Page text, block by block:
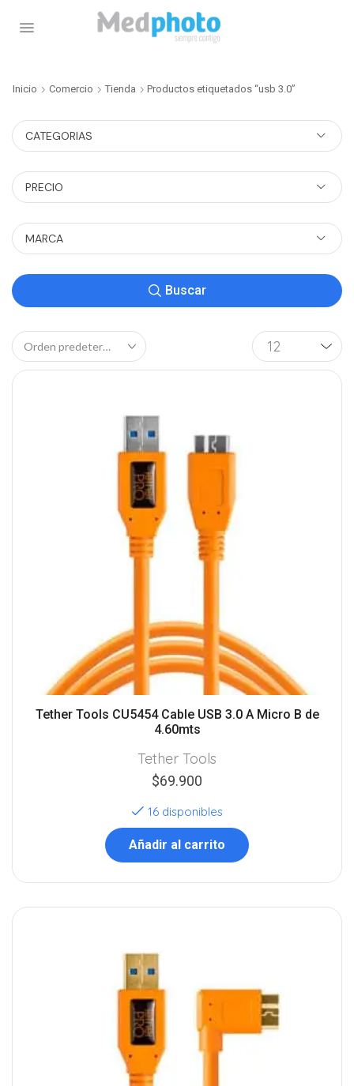
Inicio Comercio Tienda Productos etiquetados “usb 3.0”
CATEGORIAS
PRECIO
MARCA
Buscar
Tether Tools CU5454 Cable USB 3.0 A Micro B de
4.60mts
Tether Tools
$69.900
16 disponibles
Añadir al carrito